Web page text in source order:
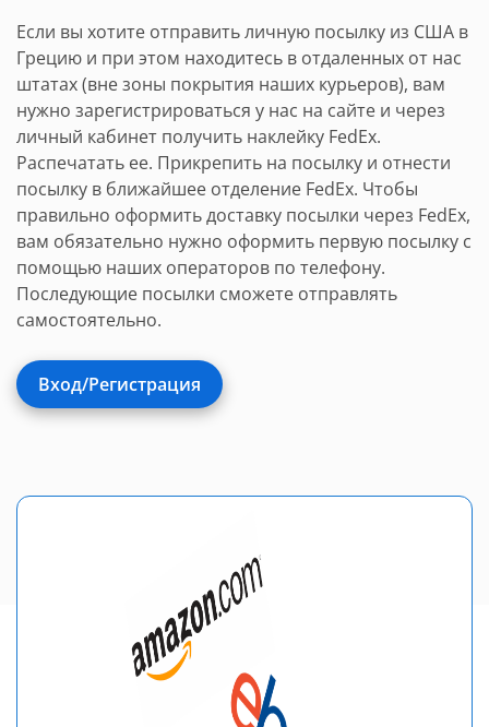
Если вы хотите отправить личную посылку из США в
Грецию и при этом находитесь в отдаленных от нас
штатах (вне зоны покрытия наших курьеров), вам
нужно зарегистрироваться у нас на сайте и через
личный кабинет получить наклейку FedEx.
Распечатать ее. Прикрепить на посылку и отнести
посылку в ближайшее отделение FedEx. Чтобы
правильно оформить доставку посылки через FedEx,
вам обязательно нужно оформить первую посылку с
помощью наших операторов по телефону.
Последующие посылки сможете отправлять
самостоятельно.
Вход/Регистрация